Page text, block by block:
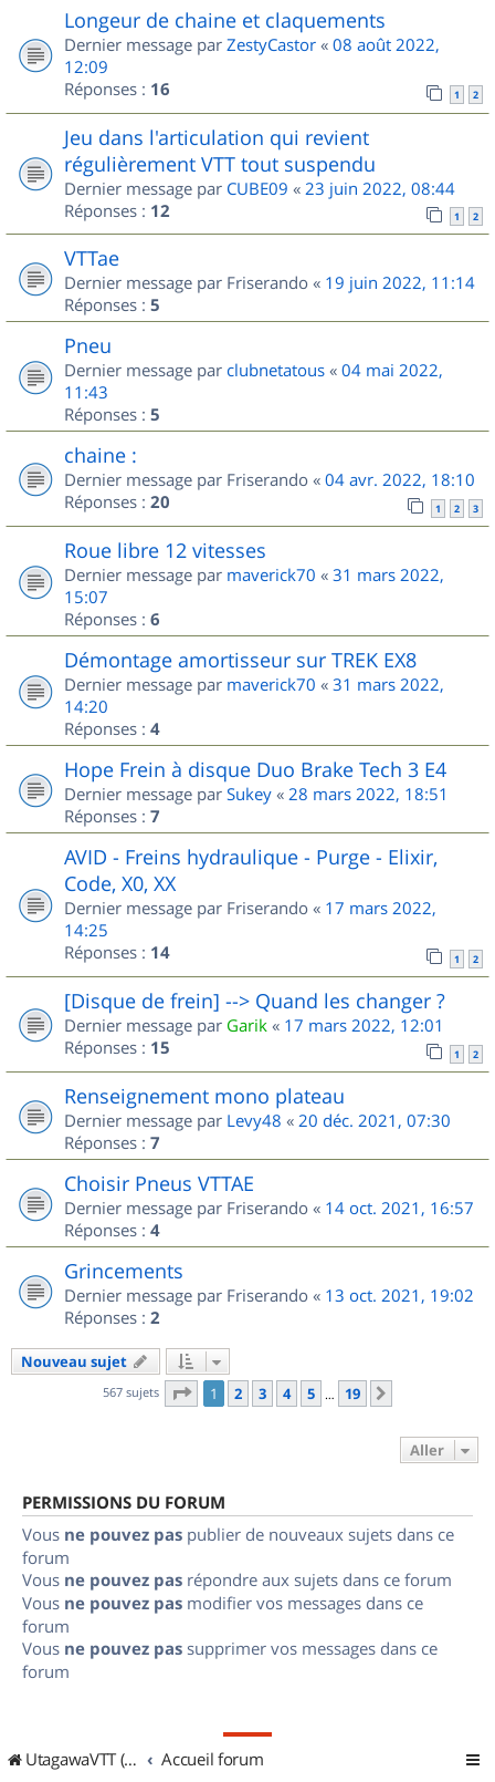
Longeur de chaine et claquements
Dernier message par ZestyCastor « 08 août 2022,
12:09
Réponses : 16 1 2
Jeu dans l'articulation qui revient
régulièrement VTT tout suspendu
Dernier message par CUBE09 « 23 juin 2022, 08:44
Réponses : 12 1 2
VTTae
Dernier message par Friserando « 19 juin 2022, 11:14
Réponses : 5
Pneu
Dernier message par clubnetatous « 04 mai 2022,
11:43
Réponses : 5
chaine :
Dernier message par Friserando « 04 avr. 2022, 18:10
Réponses : 20 1 2 3
Roue libre 12 vitesses
Dernier message par maverick70 « 31 mars 2022,
15:07
Réponses : 6
Démontage amortisseur sur TREK EX8
Dernier message par maverick70 « 31 mars 2022,
14:20
Réponses : 4
Hope Frein à disque Duo Brake Tech 3 E4
Dernier message par Sukey « 28 mars 2022, 18:51
Réponses : 7
AVID - Freins hydraulique - Purge - Elixir,
Code, X0, XX
Dernier message par Friserando « 17 mars 2022,
14:25
Réponses : 14 1 2
[Disque de frein] --> Quand les changer ?
Dernier message par Garik « 17 mars 2022, 12:01
Réponses : 15 1 2
Renseignement mono plateau
Dernier message par Levy48 « 20 déc. 2021, 07:30
Réponses : 7
Choisir Pneus VTTAE
Dernier message par Friserando « 14 oct. 2021, 16:57
Réponses : 4
Grincements
Dernier message par Friserando « 13 oct. 2021, 19:02
Réponses : 2
Nouveau sujet
567 sujets Page 1sur
1 2 3 4 5 … 19
Aller
PERMISSIONS DU FORUM
Vous ne pouvez pas publier de nouveaux sujets dans ce
forum
Vous ne pouvez pas répondre aux sujets dans ce forum
Vous ne pouvez pas modifier vos messages dans ce
forum
Vous ne pouvez pas supprimer vos messages dans ce
forum
UtagawaVTT (Randos VTT et VTTAE avec traces GPS) Accueil forum